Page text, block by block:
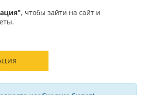
, чтобы зайти на сайт и